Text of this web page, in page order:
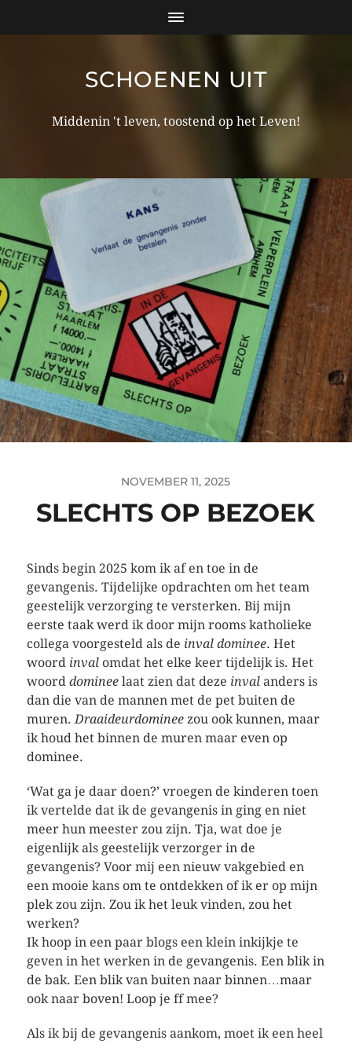
SCHOENEN UIT
Middenin 't leven, toostend op het Leven!
NOVEMBER 11, 2025
SLECHTS OP BEZOEK
Sinds begin 2025 kom ik af en toe in de
gevangenis. Tijdelijke opdrachten om het team
geestelijk verzorging te versterken. Bij mijn
eerste taak werd ik door mijn rooms katholieke
collega voorgesteld als de inval dominee. Het
woord invalomdat het elke keer tijdelijk is. Het
woord domineelaat zien dat deze invalanders is
dan die van de mannen met de pet buiten de
muren.Draaideurdominee zou ook kunnen, maar
ik houd het binnen de muren maar even op
dominee.
‘Wat ga je daar doen?’ vroegen de kinderen toen
ik vertelde dat ik de gevangenis in ging en niet
meer hun meester zou zijn. Tja, wat doe je
eigenlijk als geestelijk verzorger in de
gevangenis? Voor mij een nieuw vakgebied en
een mooie kans om te ontdekken of ik er op mijn
plek zou zijn. Zou ik het leuk vinden, zou het
werken?
Ik hoop in een paar blogs een klein inkijkje te
geven in het werken in de gevangenis. Een blik in
de bak. Een blik van buiten naar binnen…maar
ook naar boven! Loop je ff mee?
Als ik bij de gevangenis aankom, moet ik een heel